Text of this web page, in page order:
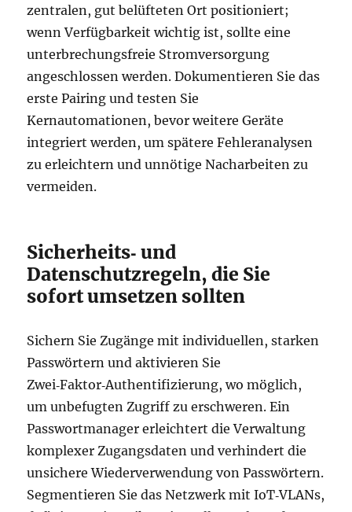
zentralen, gut belüfteten Ort positioniert;
wenn Verfügbarkeit wichtig ist, sollte eine
unterbrechungsfreie Stromversorgung
angeschlossen werden. Dokumentieren Sie das
erste Pairing und testen Sie
Kernautomationen, bevor weitere Geräte
integriert werden, um spätere Fehleranalysen
zu erleichtern und unnötige Nacharbeiten zu
vermeiden.
Sicherheits‑ und
Datenschutzregeln, die Sie
sofort umsetzen sollten
Sichern Sie Zugänge mit individuellen, starken
Passwörtern und aktivieren Sie
Zwei‑Faktor‑Authentifizierung, wo möglich,
um unbefugten Zugriff zu erschweren. Ein
Passwortmanager erleichtert die Verwaltung
komplexer Zugangsdaten und verhindert die
unsichere Wiederverwendung von Passwörtern.
Segmentieren Sie das Netzwerk mit IoT‑VLANs,